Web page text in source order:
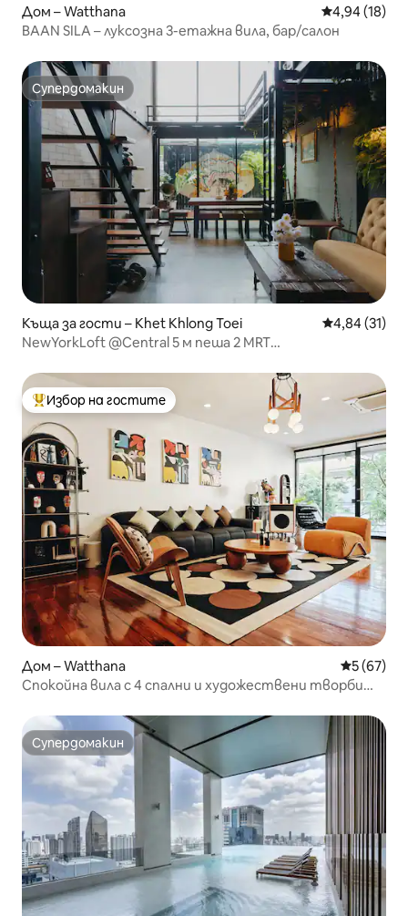
Дом – Watthana Средна
4,94 (18)
BAAN SILA – луксозна 3-етажна вила, бар/салон
Супердомакин
Супердомакин
Къща за гости – Khet Khlong Toei Средна
4,84 (31)
NewYorkLoft @Central 5 м пеша 2 MRT
Най-популярен избор на гостите
Избор на гостите
Дом – Watthana Средна
5 (67)
Спокойна вила с 4 спални и художествени творби
Супердомакин
Супердомакин